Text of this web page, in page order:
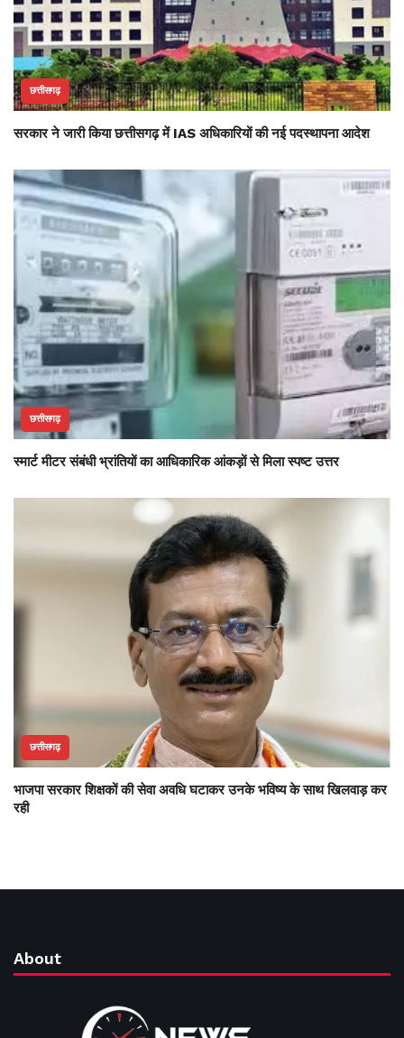
छत्तीसगढ़
सरकार ने जारी किया छत्तीसगढ़ में IAS अधिकारियों की नई पदस्थापना आदेश
छत्तीसगढ़
स्मार्ट मीटर संबंधी भ्रांतियों का आधिकारिक आंकड़ों से मिला स्पष्ट उत्तर
छत्तीसगढ़
भाजपा सरकार शिक्षकों की सेवा अवधि घटाकर उनके भविष्य के साथ खिलवाड़ कर
रही
About